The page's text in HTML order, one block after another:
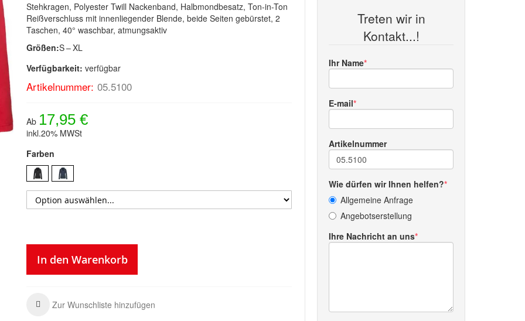
Stehkragen, Polyester Twill Nackenband, Halbmondbesatz, Ton-in-Ton
Reißverschluss mit innenliegender Blende, beide Seiten gebürstet, 2
Taschen, 40° waschbar, atmungsaktiv
Größen:S – XL
Verfügbarkeit: verfügbar
Artikelnummer: 05.5100
Ab 17,95 €
inkl.20% MWSt
Farben
In den Warenkorb
Zur Wunschliste hinzufügen
Treten wir in
Kontakt...!
Ihr Name
E-mail
Artikelnummer
Wie dürfen wir Ihnen helfen?
Allgemeine Anfrage
Angebotserstellung
Ihre Nachricht an uns